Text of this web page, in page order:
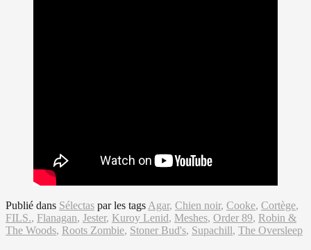
Publié dans Sélectas parles tags Agar, Chien noir, Cooke, Cortège,
FILS., Flanagan, Jester, Kuroy Lenid, Meshes, Order 89, Robin &
The Woods, Roots Zombie, Stoner Bud's, Supachill, The Oversleep